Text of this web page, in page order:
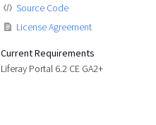
Source Code
License Agreement
Current Requirements
Liferay Portal 6.2 CE GA2+